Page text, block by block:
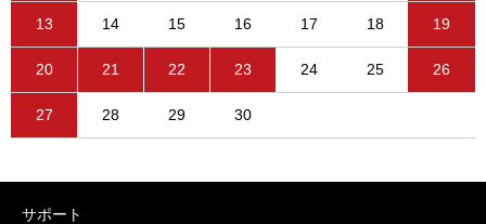
13 14 15 16 17 18 19
20 21 22 23 24 25 26
27 28 29 30
サポート